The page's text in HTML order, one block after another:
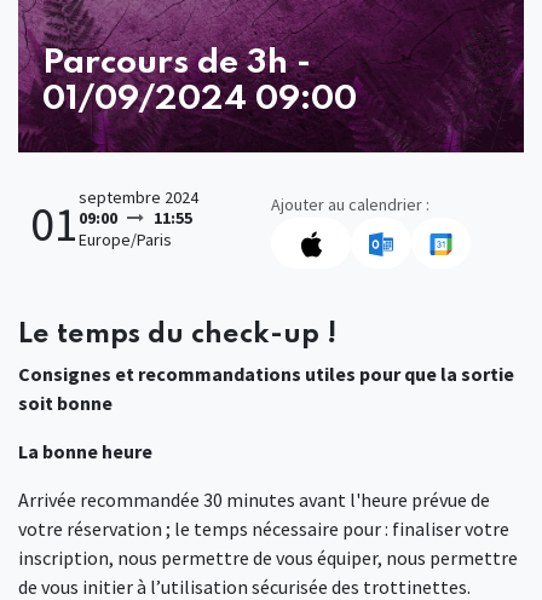
Parcours de 3h -
01/09/2024 09:00
01septembre 2024
09:00
11:55
Europe/Paris
Ajouter au calendrier :
Le temps du check-up !
Consignes et recommandations utiles pour que la sortie
soit bonne
La bonne heure
Arrivée recommandée 30 minutes avant l'heure prévue de
votre réservation ; le temps nécessaire pour : finaliser votre
inscription, nous permettre de vous équiper, nous permettre
de vous initier à l’utilisation sécurisée des trottinettes.